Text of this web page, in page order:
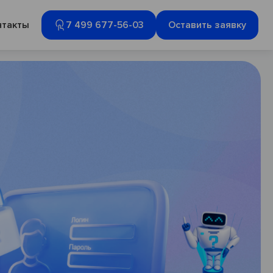
7 499 677-56-03 Оставить заявку